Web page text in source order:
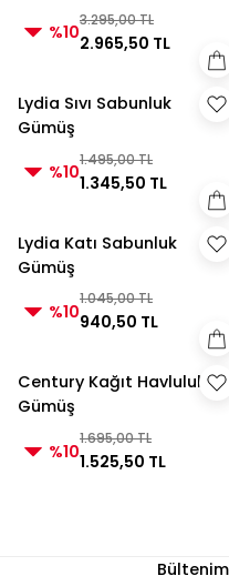
%10
3.295,00 TL
2.965,50 TL
Lydia Sıvı Sabunluk
Gümüş
%10
1.495,00 TL
1.345,50 TL
Lydia Katı Sabunluk
Gümüş
%10
1.045,00 TL
940,50 TL
Century Kağıt Havluluk
Gümüş
%10
1.695,00 TL
1.525,50 TL